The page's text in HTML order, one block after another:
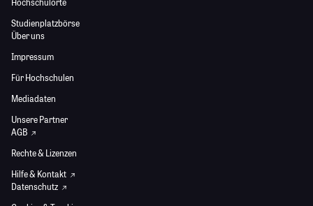
Studienplatzbörse
Über uns
Impressum
Für Hochschulen
Mediadaten
Unsere Partner
AGB
Rechte & Lizenzen
Hilfe & Kontakt
Datenschutz